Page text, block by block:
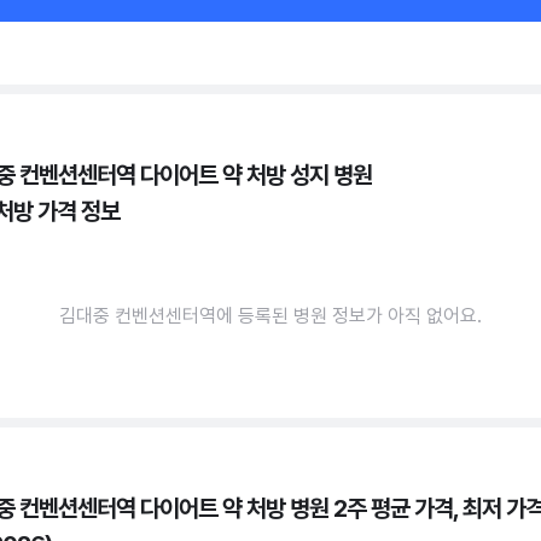
컨벤션센터역 다이어트 약 처방 성지 병원
방 가격 정보
김대중 컨벤션센터역에 등록된 병원 정보가 아직 없어요.
컨벤션센터역 다이어트 약 처방 병원 2주 평균 가격, 최저 가